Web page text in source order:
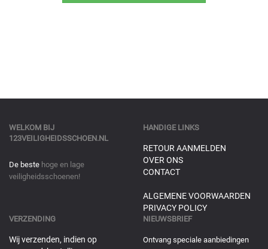
WELKOM BIJ
123VEILIGHEIDSSCHOEN.NL
De beste hoge en lage
veiligheidsschoenen!
HANDIGE LINKS
RETOUR AANMELDEN
OVER ONS
CONTACT
ALGEMENE VOORWAARDEN
PRIVACY POLICY
VERZENDING
Wij verzenden, indien op
NIEUWSBRIEF
Ontvang speciale aanbiedingen